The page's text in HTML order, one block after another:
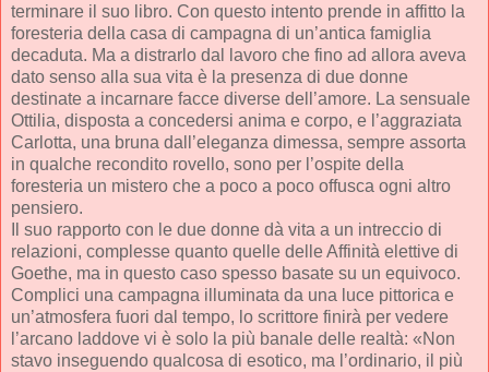
terminare il suo libro. Con questo intento prende in affitto la
foresteria della casa di campagna di un’antica famiglia
decaduta. Ma a distrarlo dal lavoro che fino ad allora aveva
dato senso alla sua vita è la presenza di due donne
destinate a incarnare facce diverse dell’amore. La sensuale
Ottilia, disposta a concedersi anima e corpo, e l’aggraziata
Carlotta, una bruna dall’eleganza dimessa, sempre assorta
in qualche recondito rovello, sono per l’ospite della
foresteria un mistero che a poco a poco offusca ogni altro
pensiero.
Il suo rapporto con le due donne dà vita a un intreccio di
relazioni, complesse quanto quelle delle Affinità elettive di
Goethe, ma in questo caso spesso basate su un equivoco.
Complici una campagna illuminata da una luce pittorica e
un’atmosfera fuori dal tempo, lo scrittore finirà per vedere
l’arcano laddove vi è solo la più banale delle realtà: «Non
stavo inseguendo qualcosa di esotico, ma l’ordinario, il più